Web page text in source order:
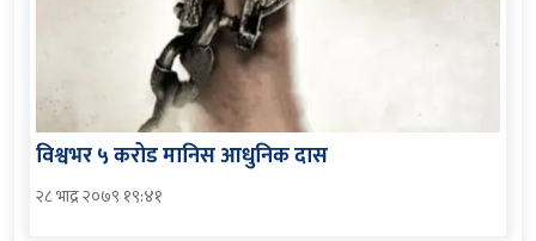
विश्वभर ५ करोड मानिस आधुनिक दास
२८ भाद्र २०७९ १९:४१